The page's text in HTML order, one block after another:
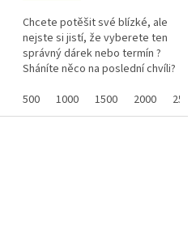
Chcete potěšit své blízké, ale
nejste si jistí, že vyberete ten
správný dárek nebo termín ?
Sháníte něco na poslední chvíli?
online a po...
500 1000 1500 2000 2500